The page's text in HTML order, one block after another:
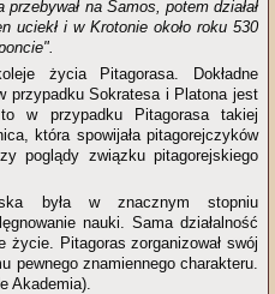
na Samos, potem działał
uciekł i w Krotonie około roku 530
życia Pitagorasa. Dokładne
przypadku Sokratesa i Platona jest
w przypadku Pitagorasa takiej
która spowijała pitagorejczyków
poglądy związku pitagorejskiego
była w znacznym stopniu
nauki. Sama działalność
życie. Pitagoras zorganizował swój
pewnego znamiennego charakteru.
Akademia).